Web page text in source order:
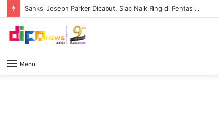
Sanksi Joseph Parker Dicabut, Siap Naik Ring di Pentas Tyson Fury Vs Anthony Joshua
Menu